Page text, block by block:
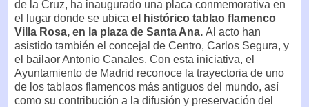
de la Cruz, ha inaugurado una placa conmemorativa en
el lugar donde se ubica el histórico tablao flamenco
Villa Rosa, en la plaza de Santa Ana. Al acto han
asistido también el concejal de Centro, Carlos Segura, y
el bailaor Antonio Canales. Con esta iniciativa, el
Ayuntamiento de Madrid reconoce la trayectoria de uno
de los tablaos flamencos más antiguos del mundo, así
como su contribución a la difusión y preservación del